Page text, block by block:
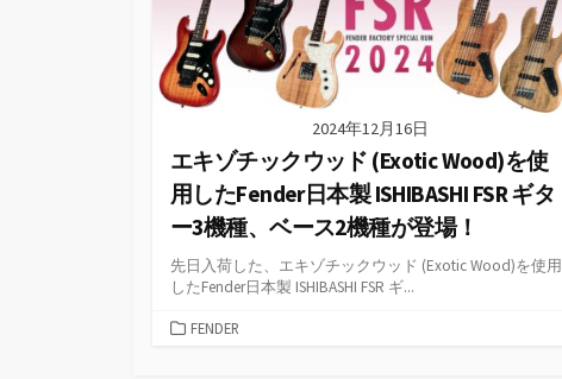
2024年12月16日
エキゾチックウッド (Exotic Wood)を使
用したFender日本製 ISHIBASHI FSR ギタ
ー3機種、ベース2機種が登場！
先日入荷した、エキゾチックウッド (Exotic Wood)を使用
したFender日本製 ISHIBASHI FSR ギ...
カFENDER